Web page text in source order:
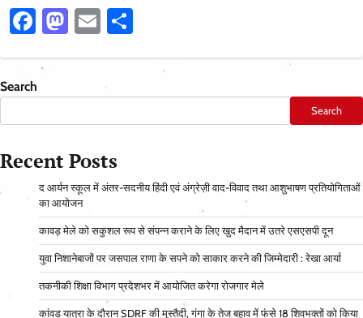
Facebook
Mastodon
Email
Search
Search
Recent Posts
द आर्यन स्कूल में अंतर-सदनीय हिंदी एवं अंग्रेज़ी वाद-विवाद तथा आशुभाषण प्रतियोगिताओं
का आयोजन
कावड़ मेले को सकुशल रूप से संपन्न कराने के लिए खुद मैदान में उतरे एसएसपी दून
युवा निशानेबाजों पर जसपाल राणा के सपने को साकार करने की जिम्मेदारी : रेखा आर्या
तकनीकी शिक्षा विभाग प्रदेशभर में आयोजित करेगा रोजगार मेले
कांवड़ यात्रा के दौरान SDRF की मुस्तैदी, गंगा के तेज बहाव में फंसे 18 शिवभक्तों को किया